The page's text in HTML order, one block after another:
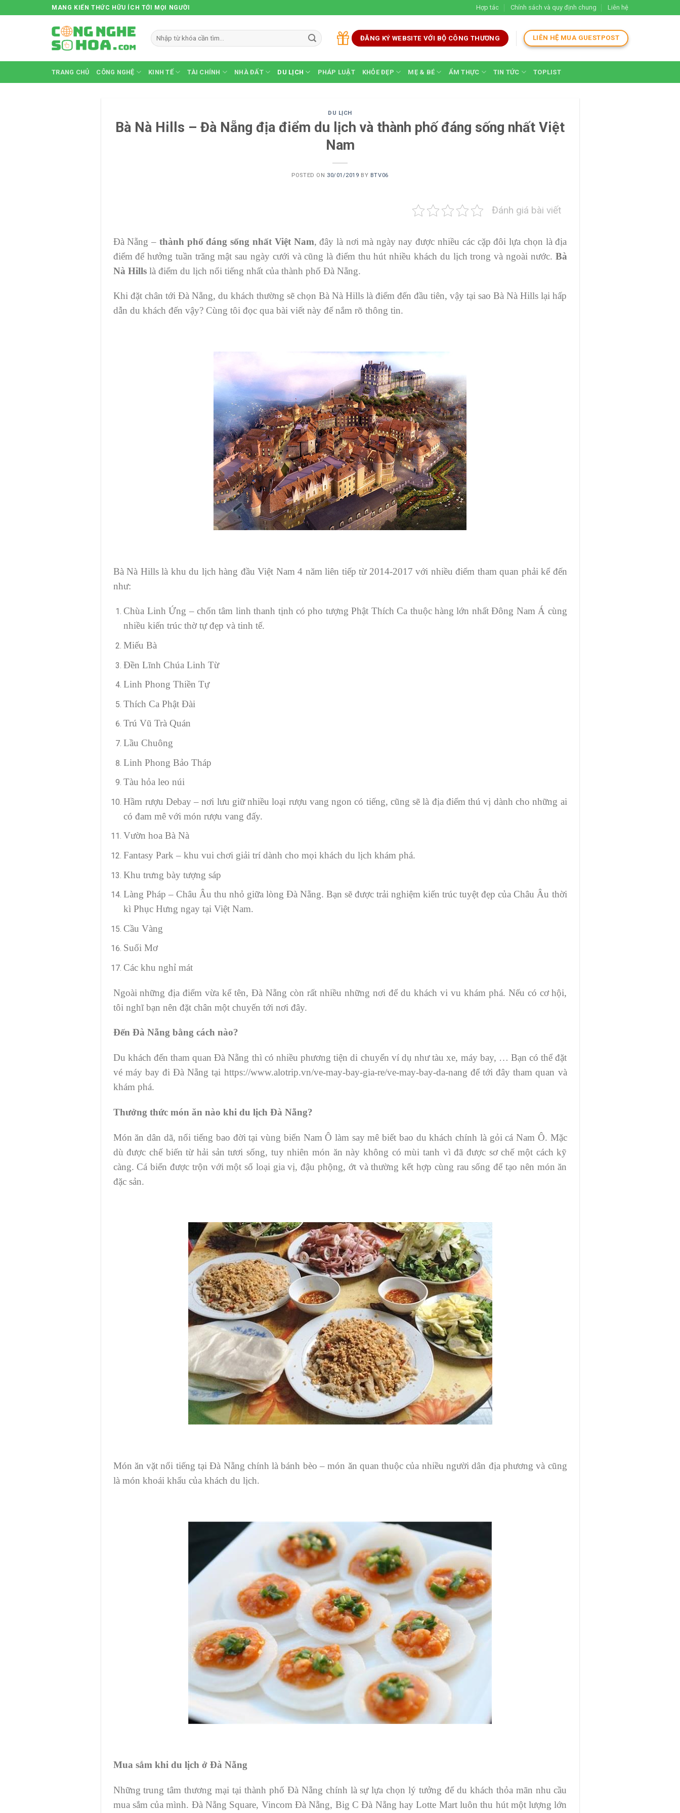
to
MANG KIẾN THỨC HỮU ÍCH TỚI MỌI NGƯỜI Hợp tác Chính sách và quy định chung Liên hệ
ĐĂNG KÝ WEBSITE VỚI BỘ CÔNG THƯƠNG LIÊN HỆ MUA GUESTPOST
TRANG CHỦ CÔNG NGHỆ KINH TẾ TÀI CHÍNH NHÀ ĐẤT DU LỊCH PHÁP LUẬT KHỎE ĐẸP MẸ & BÉ ẨM THỰC TIN TỨC TOPLIST
DU LỊCH
Bà Nà Hills – Đà Nẵng địa điểm du lịch và thành phố đáng sống nhất Việt
Nam
POSTED ON 30/01/2019 BY BTV06
Đánh giá bài viết
Đà Nẵng – thành phố đáng sống nhất Việt Nam, đây là nơi mà ngày nay được nhiều các cặp đôi lựa chọn là địa
điểm để hưởng tuần trăng mật sau ngày cưới và cũng là điểm thu hút nhiều khách du lịch trong và ngoài nước. Bà
Nà Hillslà điểm du lịch nổi tiếng nhất của thành phố Đà Nẵng.
Khi đặt chân tới Đà Nẵng, du khách thường sẽ chọn Bà Nà Hills là điểm đến đầu tiên, vậy tại sao Bà Nà Hills lại hấp
dẫn du khách đến vậy? Cùng tôi đọc qua bài viết này để nắm rõ thông tin.
Bà Nà Hills là khu du lịch hàng đầu Việt Nam 4 năm liên tiếp từ 2014-2017 với nhiều điểm tham quan phải kể đến
như:
Chùa Linh Ứng – chốn tâm linh thanh tịnh có pho tượng Phật Thích Ca thuộc hàng lớn nhất Đông Nam Á cùng
nhiều kiến trúc thờ tự đẹp và tinh tế.
Miếu Bà
Đền Lĩnh Chúa Linh Từ
Linh Phong Thiền Tự
Thích Ca Phật Đài
Trú Vũ Trà Quán
Lầu Chuông
Linh Phong Bảo Tháp
Tàu hỏa leo núi
Hầm rượu Debay – nơi lưu giữ nhiều loại rượu vang ngon có tiếng, cũng sẽ là địa điểm thú vị dành cho những ai
có đam mê với món rượu vang đấy.
Vườn hoa Bà Nà
Fantasy Park – khu vui chơi giải trí dành cho mọi khách du lịch khám phá.
Khu trưng bày tượng sáp
Làng Pháp – Châu Âu thu nhỏ giữa lòng Đà Nẵng. Bạn sẽ được trải nghiệm kiến trúc tuyệt đẹp của Châu Âu thời
kì Phục Hưng ngay tại Việt Nam.
Cầu Vàng
Suối Mơ
Các khu nghỉ mát
Ngoài những địa điểm vừa kể tên, Đà Nẵng còn rất nhiều những nơi để du khách vi vu khám phá. Nếu có cơ hội,
tôi nghĩ bạn nên đặt chân một chuyến tới nơi đây.
Đến Đà Nẵng bằng cách nào?
Du khách đến tham quan Đà Nẵng thì có nhiều phương tiện di chuyển ví dụ như tàu xe, máy bay, … Bạn có thể đặt
vé máy bay đi Đà Nẵng tại https://www.alotrip.vn/ve-may-bay-gia-re/ve-may-bay-da-nang để tới đây tham quan và
khám phá.
Thưởng thức món ăn nào khi du lịch Đà Nẵng?
Món ăn dân dã, nổi tiếng bao đời tại vùng biển Nam Ô làm say mê biết bao du khách chính là gỏi cá Nam Ô. Mặc
dù được chế biến từ hải sản tươi sống, tuy nhiên món ăn này không có mùi tanh vì đã được sơ chế một cách kỹ
càng. Cá biển được trộn với một số loại gia vị, đậu phộng, ớt và thường kết hợp cùng rau sống để tạo nên món ăn
đặc sản.
Món ăn vặt nổi tiếng tại Đà Nẵng chính là bánh bèo – món ăn quan thuộc của nhiều người dân địa phương và cũng
là món khoái khẩu của khách du lịch.
Mua sắm khi du lịch ở Đà Nẵng
Những trung tâm thương mại tại thành phố Đà Nẵng chính là sự lựa chọn lý tưởng để du khách thỏa mãn nhu cầu
mua sắm của mình. Đà Nẵng Square, Vincom Đà Nẵng, Big C Đà Nẵng hay Lotte Mart luôn thu hút một lượng lớn